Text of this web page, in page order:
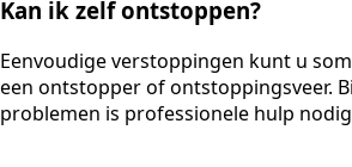
Kan ik zelf ontstoppen?
Eenvoudige verstoppingen kunt u
een ontstopper of ontstoppingsveer.
problemen is professionele hulp